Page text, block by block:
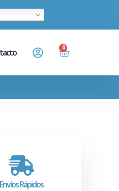
0
Envíos Rápidos